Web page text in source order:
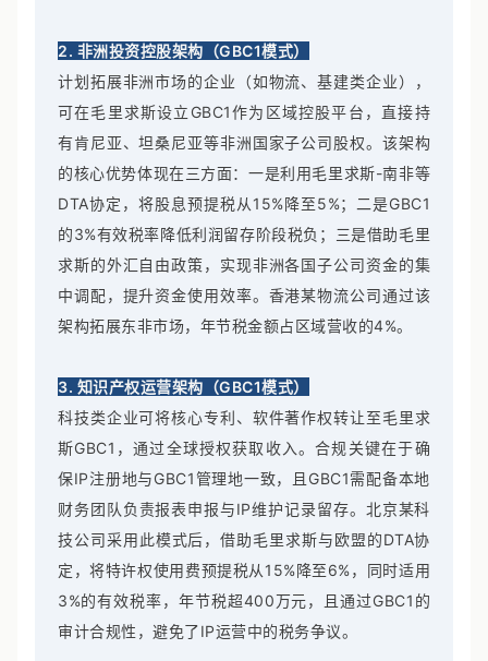
2. 非洲投资控股架构（GBC1模式）
计划拓展非洲市场的企业（如物流、基建类企业），
可在毛里求斯设立GBC1作为区域控股平台，直接持
有肯尼亚、坦桑尼亚等非洲国家子公司股权。该架构
的核心优势体现在三方面：一是利用毛里求斯-南非等
DTA协定，将股息预提税从15%降至5%；二是GBC1
的3%有效税率降低利润留存阶段税负；三是借助毛里
求斯的外汇自由政策，实现非洲各国子公司资金的集
中调配，提升资金使用效率。香港某物流公司通过该
架构拓展东非市场，年节税金额占区域营收的4%。
3. 知识产权运营架构（GBC1模式）
科技类企业可将核心专利、软件著作权转让至毛里求
斯GBC1，通过全球授权获取收入。合规关键在于确
保IP注册地与GBC1管理地一致，且GBC1需配备本地
财务团队负责报表申报与IP维护记录留存。北京某科
技公司采用此模式后，借助毛里求斯与欧盟的DTA协
定，将特许权使用费预提税从15%降至6%，同时适用
3%的有效税率，年节税超400万元，且通过GBC1的
审计合规性，避免了IP运营中的税务争议。